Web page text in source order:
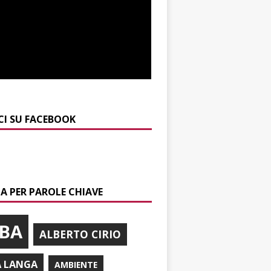
SU FACEBOOK
PER PAROLE CHIAVE
ALBERTO CIRIO
LANGA AMBIENTE